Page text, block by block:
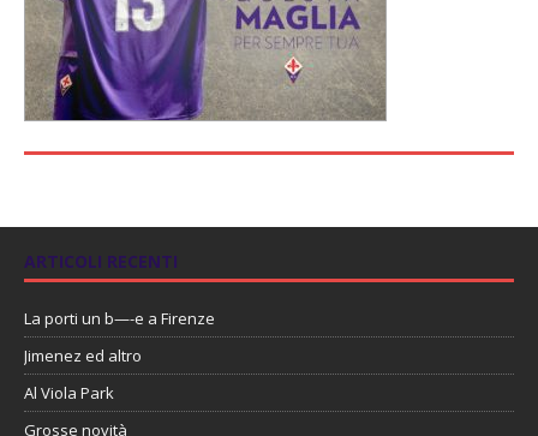
ARTICOLI RECENTI
La porti un b—-e a Firenze
Jimenez ed altro
Al Viola Park
Grosse novità